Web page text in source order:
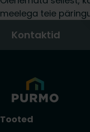
meelega teie
Kontaktid
Tooted